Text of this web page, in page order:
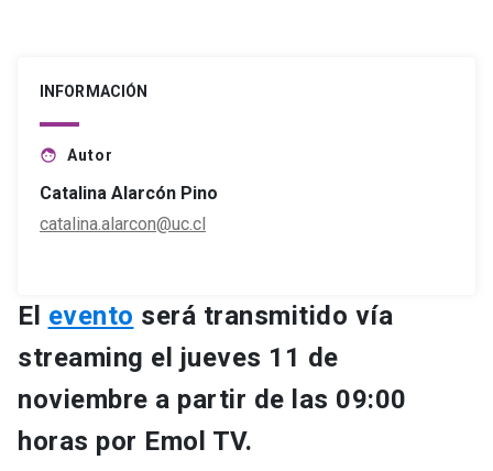
INFORMACIÓN
face Autor
Catalina Alarcón Pino
catalina.alarcon@uc.cl
El evento será transmitido vía
streaming el jueves 11 de
noviembre a partir de las 09:00
horas por Emol TV.